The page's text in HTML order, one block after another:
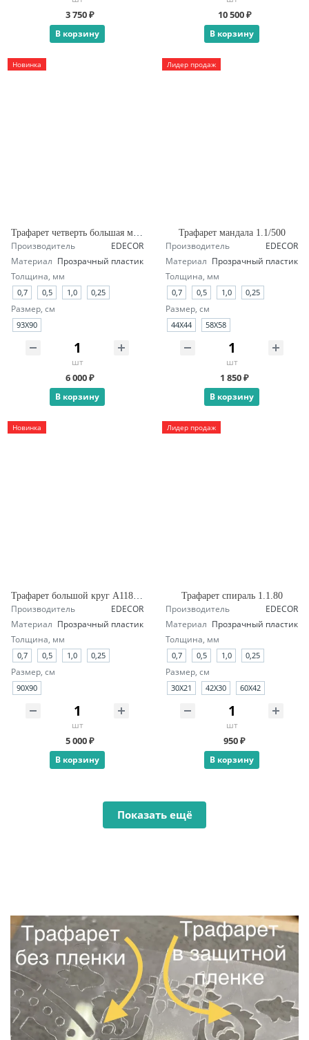
3 750 ₽
В корзину
10 500 ₽
В корзину
Новинка
Производитель
EDECOR
Материал Прозрачный пластик
Толщина, мм
0,7 0,5 1,0 0,25
Размер, см
93X90
шт
6 000 ₽
В корзину
Лидер продаж
Трафарет мандала 1.1/500
Производитель
EDECOR
Материал Прозрачный пластик
Толщина, мм
0,7 0,5 1,0 0,25
Размер, см
44X44 58X58
шт
1 850 ₽
В корзину
Новинка
Производитель
EDECOR
Материал Прозрачный пластик
Толщина, мм
0,7 0,5 1,0 0,25
Размер, см
90X90
шт
5 000 ₽
В корзину
Лидер продаж
Трафарет спираль 1.1.80
Производитель
EDECOR
Материал Прозрачный пластик
Толщина, мм
0,7 0,5 1,0 0,25
Размер, см
30X21 42X30 60X42
шт
950 ₽
В корзину
Показать ещё